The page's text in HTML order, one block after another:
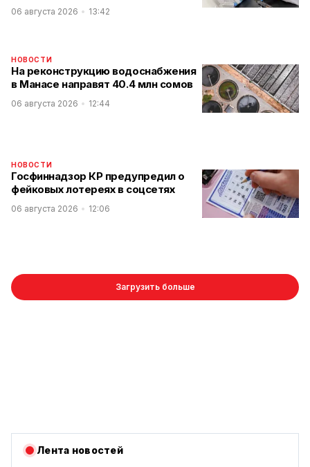
06 августа 2026 13:42
НОВОСТИ
На реконструкцию водоснабжения
в Манасе направят 40.4 млн сомов
06 августа 2026 12:44
НОВОСТИ
Госфиннадзор КР предупредил о
фейковых лотереях в соцсетях
06 августа 2026 12:06
Загрузить больше
Лента новостей